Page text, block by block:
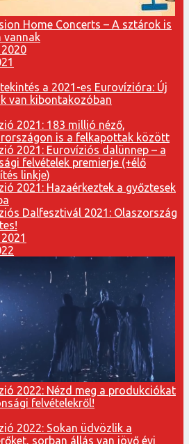
Home Concerts – A sztárok is
vannak
a 2021-es Eurovízióra: Új
van kibontakozóban
2021: 183 millió néző,
is a felkapottak között
2021: Eurovíziós dalünnep – a
felvételek premierje (+élő
linkje)
2021: Hazaérkeztek a győztesek
Dalfesztivál 2021: Olaszország
2022: Nézd meg a produkciókat
felvételekről!
2022: Sokan üdvözlik a
sorban állás van jövő évi